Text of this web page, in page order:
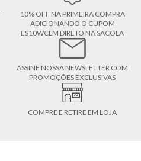
10% OFF NA PRIMEIRA COMPRA
ADICIONANDO O CUPOM
ES10WCLM DIRETO NA SACOLA
ASSINE NOSSA NEWSLETTER COM
PROMOÇÕES EXCLUSIVAS
COMPRE E RETIRE EM LOJA